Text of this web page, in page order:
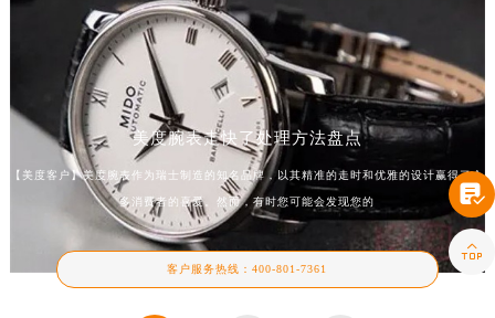
美度腕表走快了处理方法盘点
【美度客户】美度腕表作为瑞士制造的知名品牌，以其精准的走时和优雅的设计赢得了众
多消费者的喜爱。然而，有时您可能会发现您的
客户服务热线：400-801-7361

